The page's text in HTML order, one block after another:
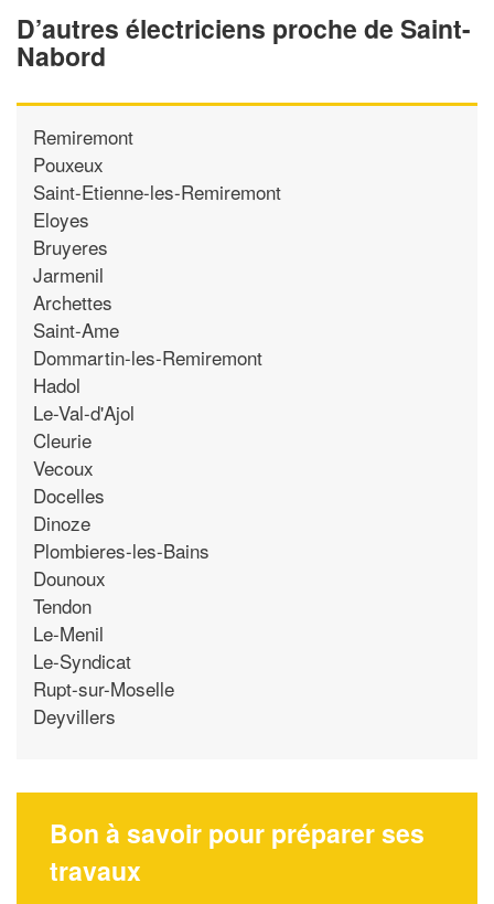
D’autres électriciens proche de Saint-
Nabord
Remiremont
Pouxeux
Saint-Etienne-les-Remiremont
Eloyes
Bruyeres
Jarmenil
Archettes
Saint-Ame
Dommartin-les-Remiremont
Hadol
Le-Val-d'Ajol
Cleurie
Vecoux
Docelles
Dinoze
Plombieres-les-Bains
Dounoux
Tendon
Le-Menil
Le-Syndicat
Rupt-sur-Moselle
Deyvillers
Bon à savoir pour préparer ses
travaux